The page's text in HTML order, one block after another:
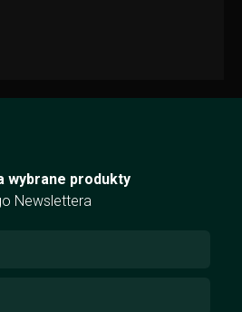
wybrane produkty
Newslettera